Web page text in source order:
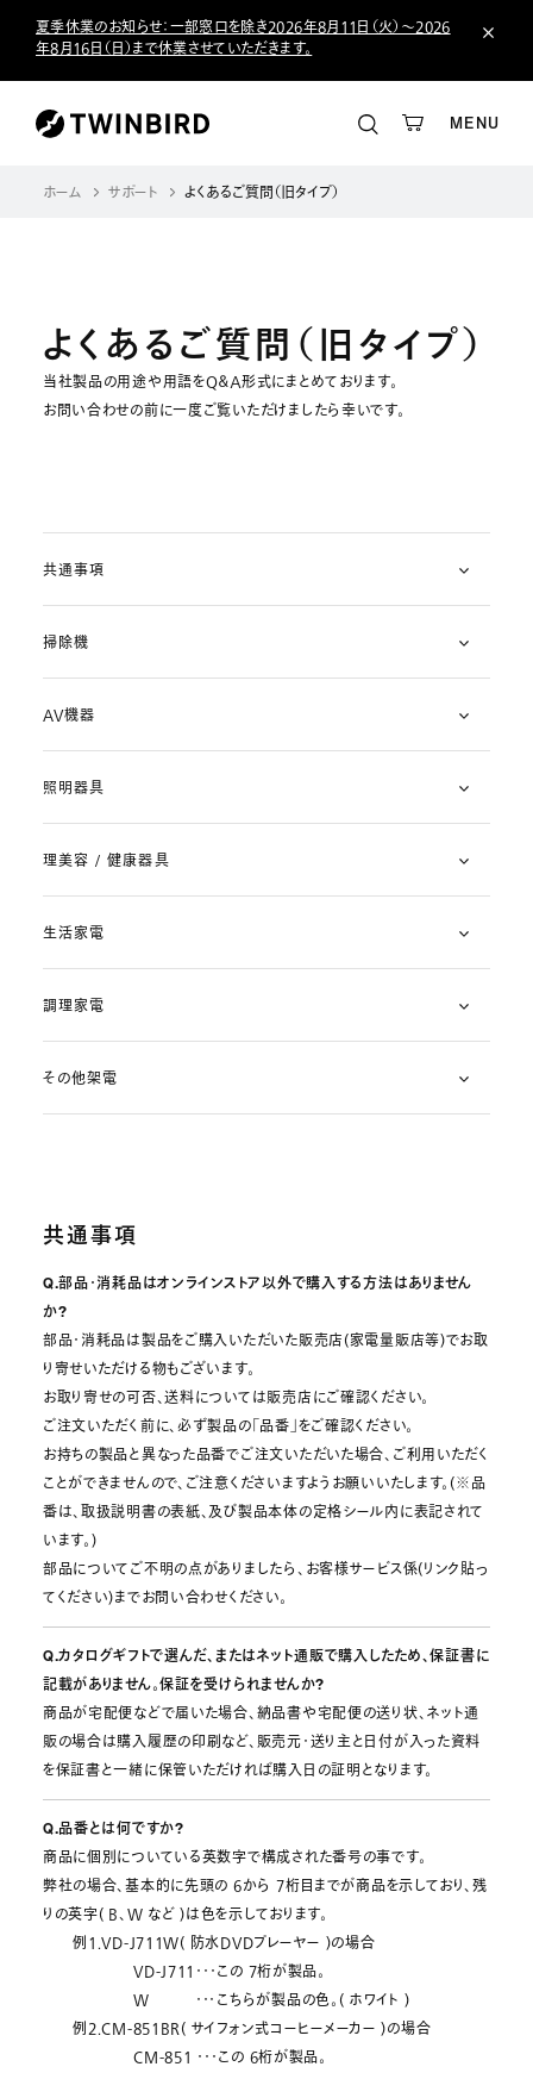
夏季休業のお知らせ：一部窓口を除き2026年8月11日（火）～2026
年8月16日（日）まで休業させていただきます。
MENU
ホーム サポート よくあるご質問（旧タイプ）
よくあるご質問（旧タイプ）
当社製品の用途や用語をＱ＆Ａ形式にまとめております。
お問い合わせの前に一度ご覧いただけましたら幸いです。
共通事項
掃除機
AV機器
照明器具
理美容 / 健康器具
生活家電
調理家電
その他架電
共通事項
Q.部品・消耗品はオンラインストア以外で購入する方法はありません
か?
部品・消耗品は製品をご購入いただいた販売店(家電量販店等)でお取
り寄せいただける物もございます。
お取り寄せの可否、送料については販売店にご確認ください。
ご注文いただく前に、必ず製品の「品番」をご確認ください。
お持ちの製品と異なった品番でご注文いただいた場合、ご利用いただく
ことができませんので、ご注意くださいますようお願いいたします。(※品
番は、取扱説明書の表紙、及び製品本体の定格シール内に表記されて
います。)
部品についてご不明の点がありましたら、お客様サービス係(リンク貼っ
てください)までお問い合わせください。
Q.カタログギフトで選んだ、またはネット通販で購入したため、保証書に
記載がありません。保証を受けられませんか?
商品が宅配便などで届いた場合、納品書や宅配便の送り状、ネット通
販の場合は購入履歴の印刷など、販売元・送り主と日付が入った資料
を保証書と一緒に保管いただければ購入日の証明となります。
Q.品番とは何ですか?
商品に個別についている英数字で構成された番号の事です。
弊社の場合、基本的に先頭の 6から 7桁目までが商品を示しており、残
りの英字( B、W など )は色を示しております。
例1.VD-J711W( 防水DVDプレーヤー )の場合
VD-J711・・・この 7桁が製品。
W ・・・こちらが製品の色。( ホワイト )
例2.CM-851BR( サイフォン式コーヒーメーカー )の場合
CM-851 ・・・この 6桁が製品。